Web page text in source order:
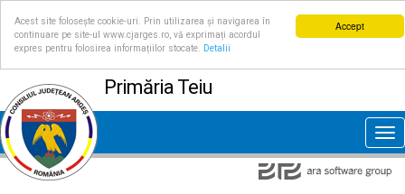
Accept
Acest site folosește cookie-uri. Prin utilizarea și navigarea în
continuare pe site-ul www.cjarges.ro, vă exprimați acordul
expres pentru folosirea informațiilor stocate.
Detalii
Primăria Teiu